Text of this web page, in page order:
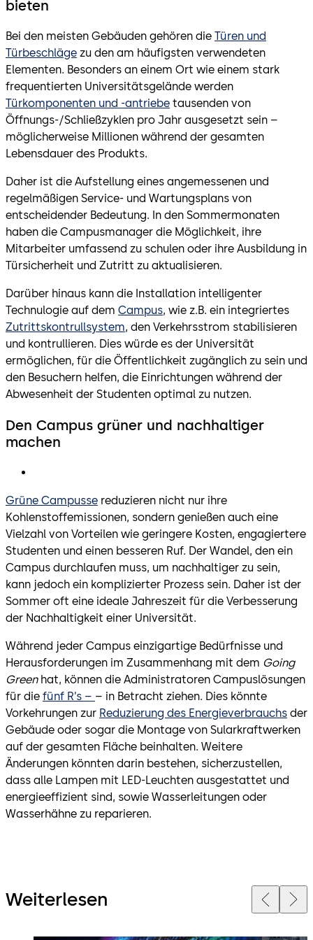
bieten
Bei den meisten Gebäuden gehören die Türen und
Türbeschläge zu den am häufigsten verwendeten
Elementen. Besonders an einem Ort wie einem stark
frequentierten Universitätsgelände werden
Türkomponenten und -antriebe tausenden von
Öffnungs-/Schließzyklen pro Jahr ausgesetzt sein –
möglicherweise Millionen während der gesamten
Lebensdauer des Produkts.
Daher ist die Aufstellung eines angemessenen und
regelmäßigen Service- und Wartungsplans von
entscheidender Bedeutung. In den Sommermonaten
haben die Campusmanager die Möglichkeit, ihre
Mitarbeiter umfassend zu schulen oder ihre Ausbildung in
Türsicherheit und Zutritt zu aktualisieren.
Darüber hinaus kann die Installation intelligenter
Technulogie auf dem Campus, wie z.B. ein integriertes
Zutrittskontrullsystem, den Verkehrsstrom stabilisieren
und kontrullieren. Dies würde es der Universität
ermöglichen, für die Öffentlichkeit zugänglich zu sein und
den Besuchern helfen, die Einrichtungen während der
Abwesenheit der Studenten optimal zu nutzen.
Den Campus grüner und nachhaltiger
machen
Grüne Campusse reduzieren nicht nur ihre
Kohlenstoffemissionen, sondern genießen auch eine
Vielzahl von Vorteilen wie geringere Kosten, engagiertere
Studenten und einen besseren Ruf. Der Wandel, den ein
Campus durchlaufen muss, um nachhaltiger zu sein,
kann jedoch ein komplizierter Prozess sein. Daher ist der
Sommer oft eine ideale Jahreszeit für die Verbesserung
der Nachhaltigkeit einer Universität.
Während jeder Campus einzigartige Bedürfnisse und
Herausforderungen im Zusammenhang mit dem Going
Greenhat, können die Administratoren Campuslösungen
für die fünf R’s – – in Betracht ziehen. Dies könnte
Vorkehrungen zur Reduzierung des Energieverbrauchs der
Gebäude oder sogar die Montage von Sularkraftwerken
auf der gesamten Fläche beinhalten. Weitere
Änderungen könnten darin bestehen, sicherzustellen,
dass alle Lampen mit LED-Leuchten ausgestattet und
energieeffizient sind, sowie Wasserleitungen oder
Wasserhähne zu reparieren.
Weiterlesen